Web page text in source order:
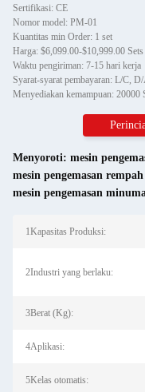
Sertifikasi: CE
Nomor model: PM-01
Kuantitas min Order: 1 set
Harga: $6,099.00-$10,999.00 Sets
Waktu pengiriman: 7-15 hari kerja
Syarat-syarat pembayaran: L/C,
Menyediakan kemampuan: 20000
Menyoroti: mesin
mesin pengemasan
mesin pengemasan
1Kapasitas Produksi:
2Industri yang berlaku:
3Berat (Kg):
4Aplikasi:
5Kelas otomatis: